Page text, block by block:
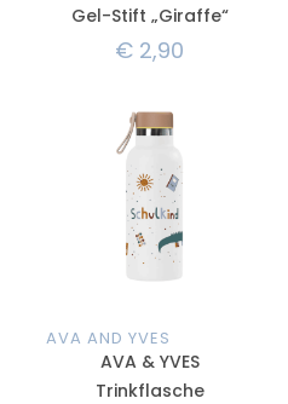
Gel-Stift „Giraffe“
€ 2,90
AVA AND YVES
AVA & YVES
Trinkflasche